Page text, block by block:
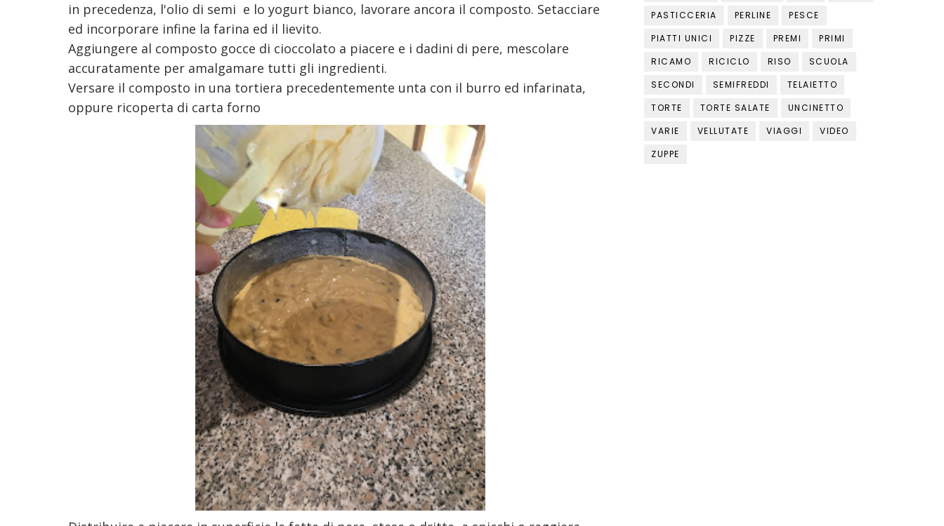
in precedenza, l'olio di semi e lo yogurt bianco, lavorare ancora il composto. Setacciare
ed incorporare infine la farina ed il lievito.
Aggiungere al composto gocce di cioccolato a piacere e i dadini di pere, mescolare
accuratamente per amalgamare tutti gli ingredienti.
Versare il composto in una tortiera precedentemente unta con il burro ed infarinata,
oppure ricoperta di carta forno
PASTICCERIA
PERLINE
PESCE
PIATTI UNICI
PIZZE PREMI
PRIMI
RICAMO
RICICLO RISO
SCUOLA
SECONDI
SEMIFREDDI
TELAIETTO
TORTE
TORTE SALATE
UNCINETTO
VARIE
VELLUTATE VIAGGI
VIDEO
ZUPPE